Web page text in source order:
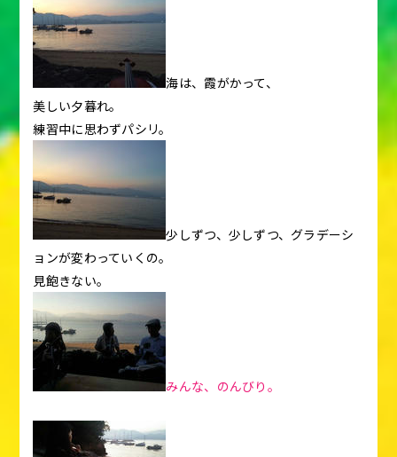
海は、霞がかって、
美しい夕暮れ。
練習中に思わずパシリ。
少しずつ、少しずつ、グラデーシ
ョンが変わっていくの。
見飽きない。
みんな、のんびり。